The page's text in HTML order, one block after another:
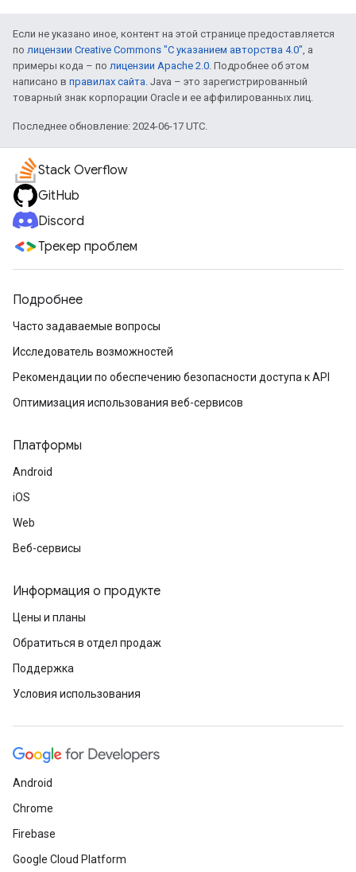
Если не указано иное, контент на этой странице предоставляется
по лицензии Creative Commons "С указанием авторства 4.0", а
примеры кода – по лицензии Apache 2.0. Подробнее об этом
написано в правилах сайта. Java – это зарегистрированный
товарный знак корпорации Oracle и ее аффилированных лиц.
Последнее обновление: 2024-06-17 UTC.
Stack Overflow
GitHub
Discord
Трекер проблем
Подробнее
Часто задаваемые вопросы
Исследователь возможностей
Рекомендации по обеспечению безопасности доступа к API
Оптимизация использования веб-сервисов
Платформы
Android
iOS
Web
Веб-сервисы
Информация о продукте
Цены и планы
Обратиться в отдел продаж
Поддержка
Условия использования
Android
Chrome
Firebase
Google Cloud Platform